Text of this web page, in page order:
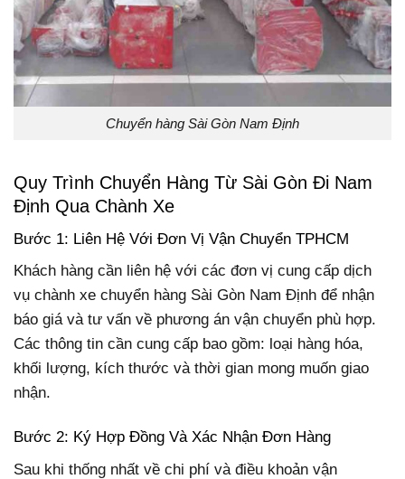
Chuyển hàng Sài Gòn Nam Định
Quy Trình Chuyển Hàng Từ Sài Gòn Đi Nam
Định Qua Chành Xe
Bước 1: Liên Hệ Với Đơn Vị Vận Chuyển TPHCM
Khách hàng cần liên hệ với các đơn vị cung cấp dịch
vụ chành xe chuyển hàng Sài Gòn Nam Định để nhận
báo giá và tư vấn về phương án vận chuyển phù hợp.
Các thông tin cần cung cấp bao gồm: loại hàng hóa,
khối lượng, kích thước và thời gian mong muốn giao
nhận.
Bước 2: Ký Hợp Đồng Và Xác Nhận Đơn Hàng
Sau khi thống nhất về chi phí và điều khoản vận